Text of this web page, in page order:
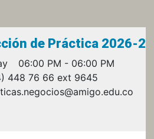
de Práctica 2026-2
06:00 PM - 06:00 PM
448 76 66 ext 9645